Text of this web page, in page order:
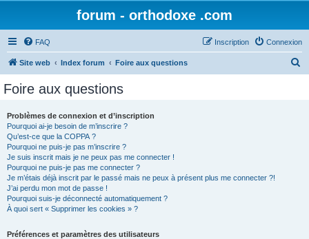
forum - orthodoxe .com
FAQ Connexion
Inscription
Site web Index forum Foire aux questions
Foire aux questions
Problèmes de connexion et d’inscription
Pourquoi ai-je besoin de m’inscrire ?
Qu’est-ce que la COPPA ?
Pourquoi ne puis-je pas m’inscrire ?
Je suis inscrit mais je ne peux pas me connecter !
Pourquoi ne puis-je pas me connecter ?
Je m’étais déjà inscrit par le passé mais ne peux à présent plus me connecter ?!
J’ai perdu mon mot de passe !
Pourquoi suis-je déconnecté automatiquement ?
À quoi sert « Supprimer les cookies » ?
Préférences et paramètres des utilisateurs